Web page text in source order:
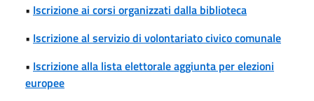
• Iscrizione ai corsi organizzati dalla biblioteca
• Iscrizione al servizio di volontariato civico comunale
• Iscrizione alla lista elettorale aggiunta per elezioni
europee